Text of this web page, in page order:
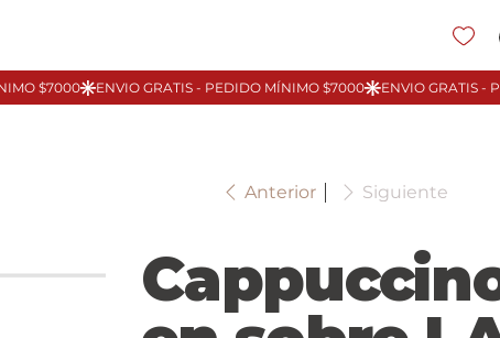
Anterior Siguiente